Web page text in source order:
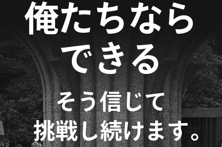
俺たちなら
できる
そう信じて
挑戦し続けます。